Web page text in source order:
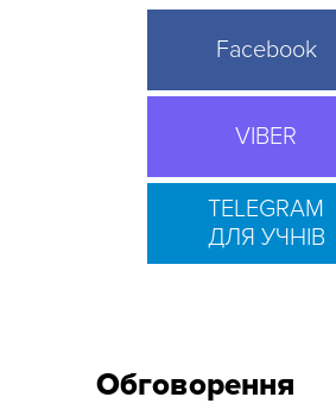
Facebook
VIBER
TELEGRAM
ДЛЯ УЧНІВ
Обговорення